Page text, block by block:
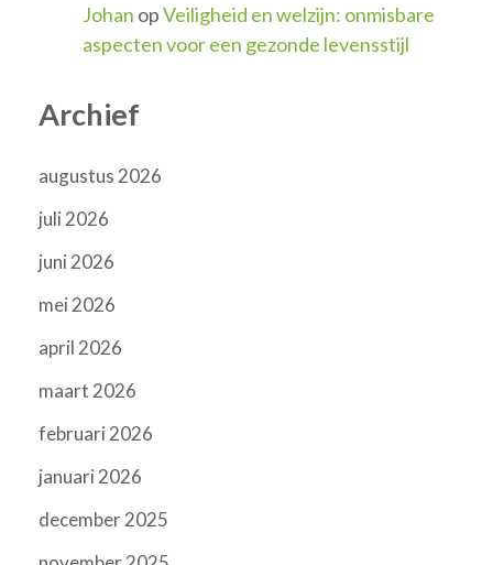
Johan opVeiligheid en welzijn: onmisbare
aspecten voor een gezonde levensstijl
Archief
augustus 2026
juli 2026
juni 2026
mei 2026
april 2026
maart 2026
februari 2026
januari 2026
december 2025